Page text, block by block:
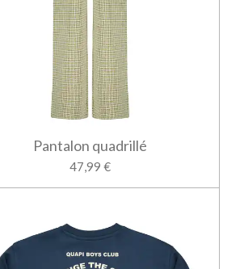
Pantalon quadrillé
47,99 €